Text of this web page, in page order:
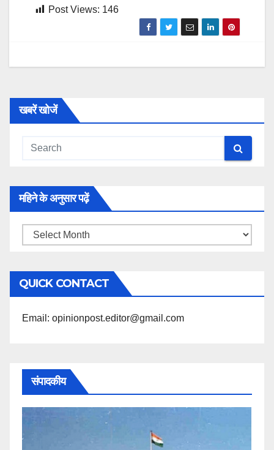
Post Views: 146
खबरें खोजें
महिने के अनुसार पढ़ें
महिने
अनुसार
पढ़ें
QUICK CONTACT
Email: opinionpost.editor@gmail.com
संपादकीय